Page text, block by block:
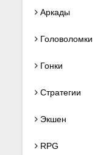
Аркады
Головоломки
Гонки
Стратегии
Экшен
RPG